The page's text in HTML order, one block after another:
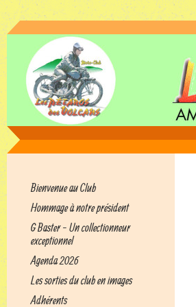
Bienvenue au Club
Hommage à notre président
G Baster - Un collectionneur
exceptionnel
Agenda 2026
Les sorties du club en images
Adhérents